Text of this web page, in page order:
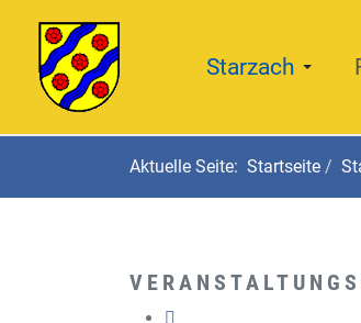
Starzach
Aktuelle Seite: Startseite